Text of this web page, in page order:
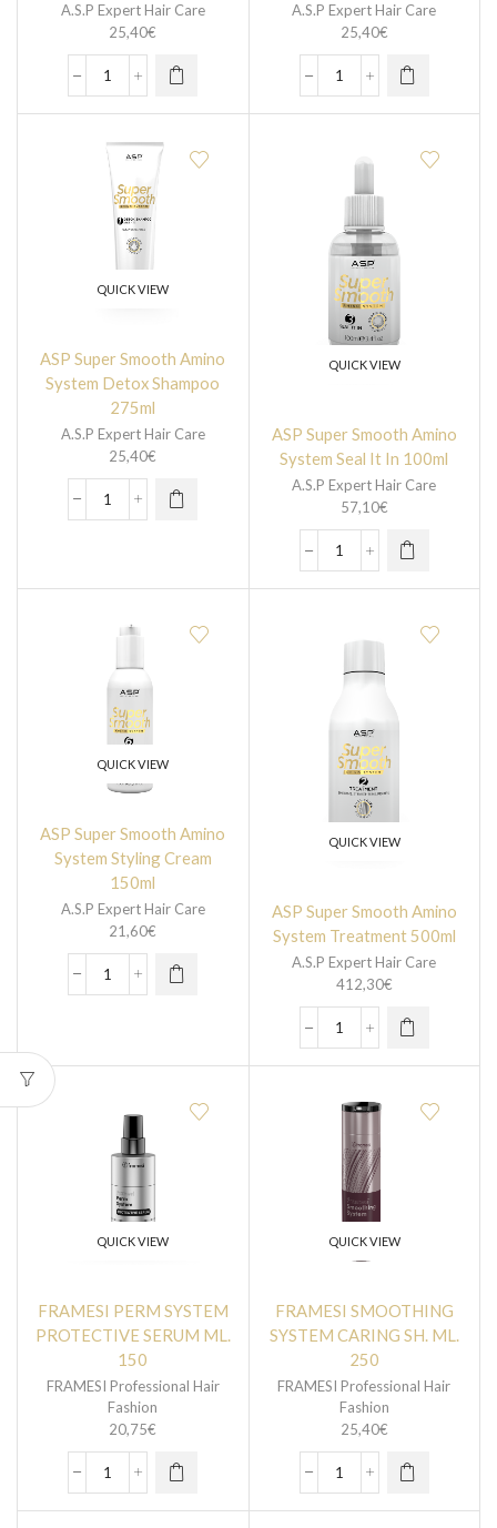
A.S.P Expert Hair Care
25,40€
A.S.P Expert Hair Care
25,40€
QUICK VIEW
ASP Super Smooth Amino
System Detox Shampoo
275ml
A.S.P Expert Hair Care
25,40€
QUICK VIEW
ASP Super Smooth Amino
System Seal It In 100ml
A.S.P Expert Hair Care
57,10€
QUICK VIEW
ASP Super Smooth Amino
System Styling Cream
150ml
A.S.P Expert Hair Care
21,60€
QUICK VIEW
ASP Super Smooth Amino
System Treatment 500ml
A.S.P Expert Hair Care
412,30€
QUICK VIEW
FRAMESI PERM SYSTEM
PROTECTIVE SERUM ML.
150
FRAMESI Professional Hair
Fashion
20,75€
QUICK VIEW
FRAMESI SMOOTHING
SYSTEM CARING SH. ML.
250
FRAMESI Professional Hair
Fashion
25,40€